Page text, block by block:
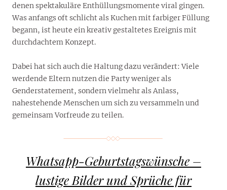
denen spektakuläre Enthüllungsmomente viral gingen.
Was anfangs oft schlicht als Kuchen mit farbiger Füllung
begann, ist heute ein kreativ gestaltetes Ereignis mit
durchdachtem Konzept.
Dabei hat sich auch die Haltung dazu verändert: Viele
werdende Eltern nutzen die Party weniger als
Genderstatement, sondern vielmehr als Anlass,
nahestehende Menschen um sich zu versammeln und
gemeinsam Vorfreude zu teilen.
Whatsapp-Geburtstagswünsche –
lustige Bilder und Sprüche für